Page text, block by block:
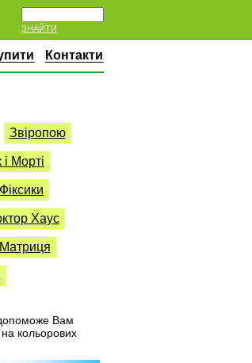
ЗНАЙТИ
Контакти
Звіропою
і Морті
Фіксики
Хаус
Матриця
Вам
кольорових